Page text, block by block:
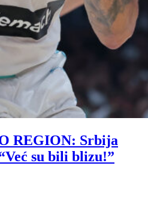
REGION: Srbija
su bili blizu!”